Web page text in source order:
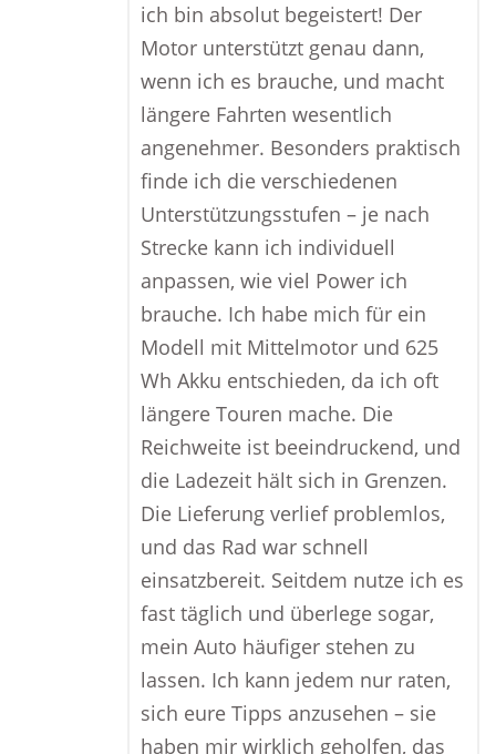
ich bin absolut begeistert! Der
Motor unterstützt genau dann,
wenn ich es brauche, und macht
längere Fahrten wesentlich
angenehmer. Besonders praktisch
finde ich die verschiedenen
Unterstützungsstufen – je nach
Strecke kann ich individuell
anpassen, wie viel Power ich
brauche. Ich habe mich für ein
Modell mit Mittelmotor und 625
Wh Akku entschieden, da ich oft
längere Touren mache. Die
Reichweite ist beeindruckend, und
die Ladezeit hält sich in Grenzen.
Die Lieferung verlief problemlos,
und das Rad war schnell
einsatzbereit. Seitdem nutze ich es
fast täglich und überlege sogar,
mein Auto häufiger stehen zu
lassen. Ich kann jedem nur raten,
sich eure Tipps anzusehen – sie
haben mir wirklich geholfen, das